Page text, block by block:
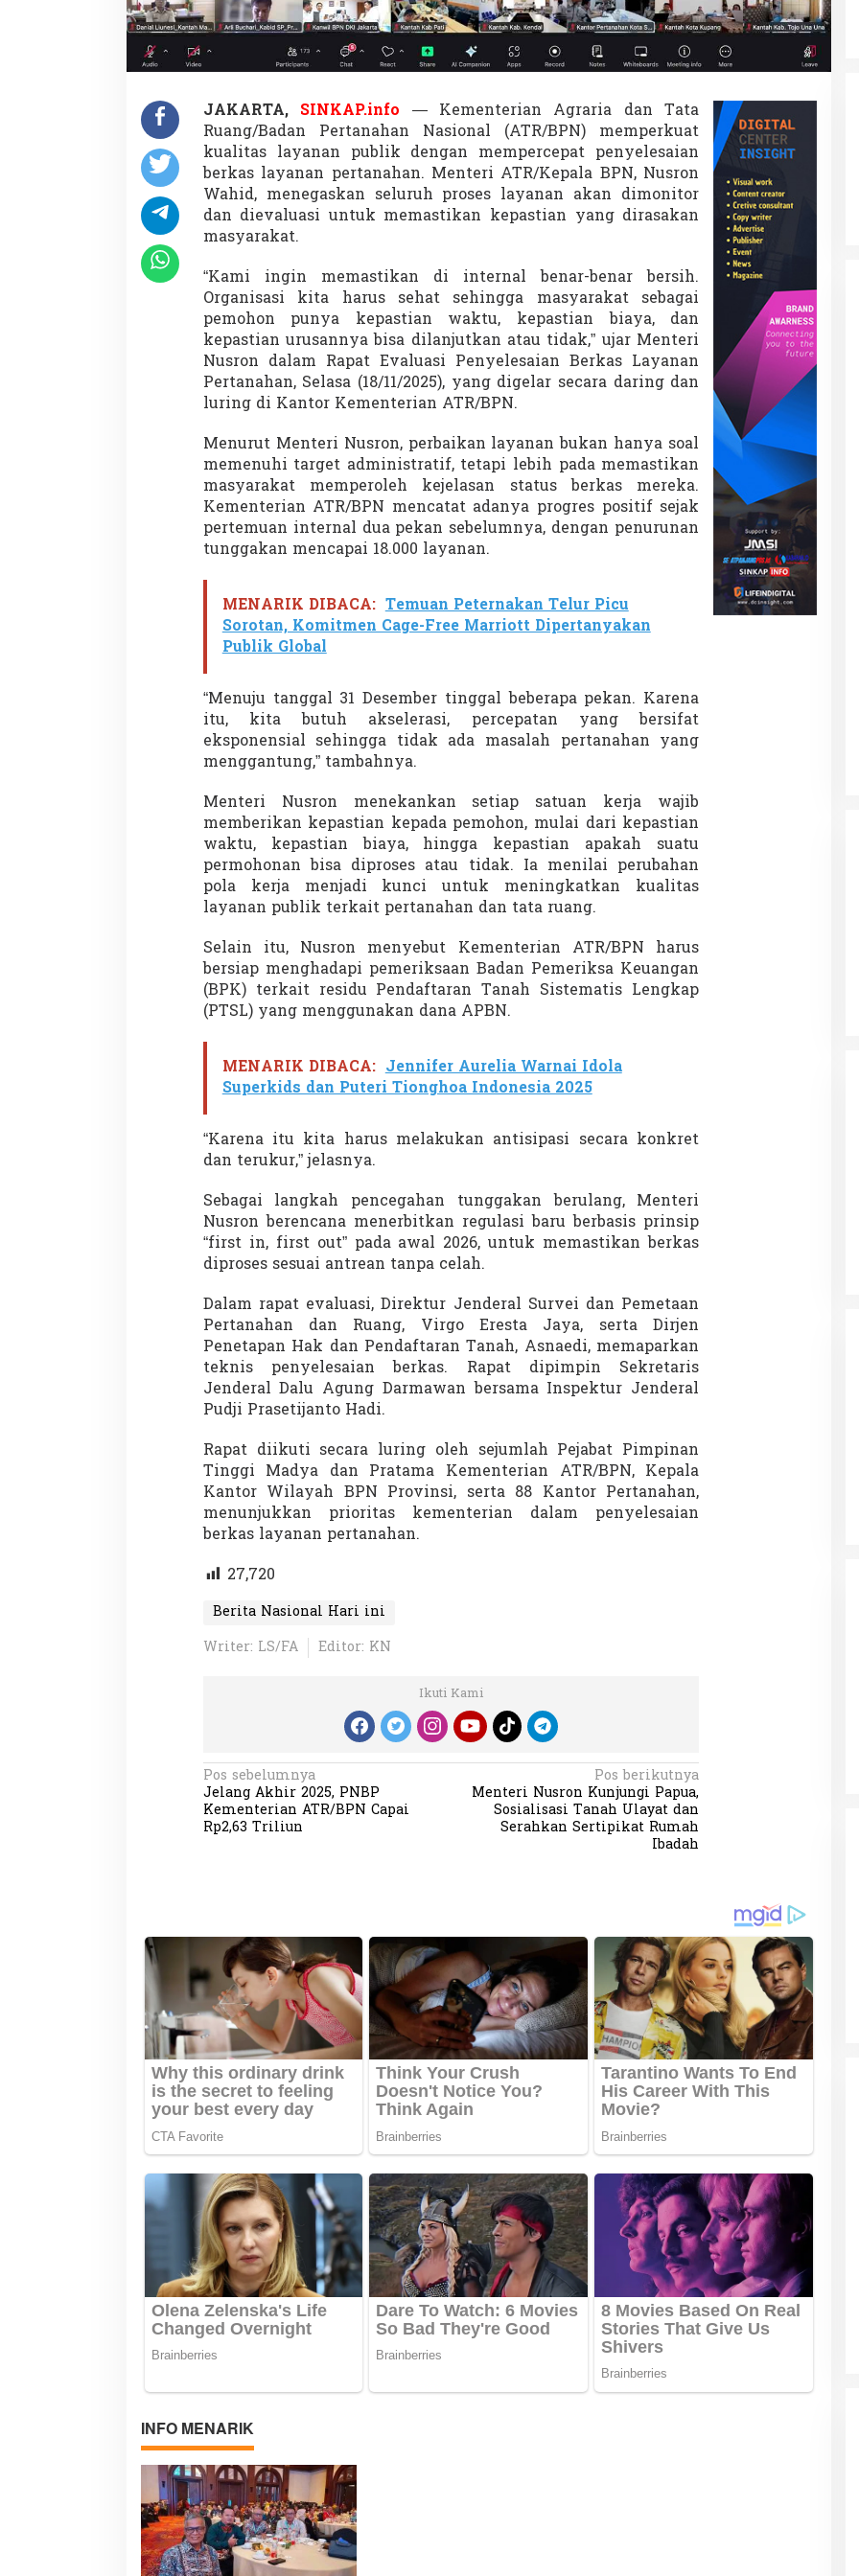
a
h
a
n
C
p
a
,
B
e
r
i
,
d
a
n
M
e
m
b
r
i
K
p
a
t
n
M
a
a
r
a
k
a
JAKARTA, SINKAP.info — Kementerian Agraria dan Tata
Ruang/Badan Pertanahan Nasional (ATR/BPN) memperkuat
kualitas layanan publik dengan mempercepat penyelesaian
berkas layanan pertanahan. Menteri ATR/Kepala BPN, Nusron
Wahid, menegaskan seluruh proses layanan akan dimonitor
dan dievaluasi untuk memastikan kepastian yang dirasakan
masyarakat.
“Kami ingin memastikan di internal benar-benar bersih.
Organisasi kita harus sehat sehingga masyarakat sebagai
pemohon punya kepastian waktu, kepastian biaya, dan
kepastian urusannya bisa dilanjutkan atau tidak,” ujar Menteri
Nusron dalam Rapat Evaluasi Penyelesaian Berkas Layanan
Pertanahan, Selasa (18/11/2025), yang digelar secara daring dan
luring di Kantor Kementerian ATR/BPN.
Menurut Menteri Nusron, perbaikan layanan bukan hanya soal
memenuhi target administratif, tetapi lebih pada memastikan
masyarakat memperoleh kejelasan status berkas mereka.
Kementerian ATR/BPN mencatat adanya progres positif sejak
pertemuan internal dua pekan sebelumnya, dengan penurunan
tunggakan mencapai 18.000 layanan.
MENARIK DIBACA: Temuan Peternakan Telur Picu
Sorotan, Komitmen Cage-Free Marriott Dipertanyakan
Publik Global
“Menuju tanggal 31 Desember tinggal beberapa pekan. Karena
itu, kita butuh akselerasi, percepatan yang bersifat
eksponensial sehingga tidak ada masalah pertanahan yang
menggantung,” tambahnya.
Menteri Nusron menekankan setiap satuan kerja wajib
memberikan kepastian kepada pemohon, mulai dari kepastian
waktu, kepastian biaya, hingga kepastian apakah suatu
permohonan bisa diproses atau tidak. Ia menilai perubahan
pola kerja menjadi kunci untuk meningkatkan kualitas
layanan publik terkait pertanahan dan tata ruang.
Selain itu, Nusron menyebut Kementerian ATR/BPN harus
bersiap menghadapi pemeriksaan Badan Pemeriksa Keuangan
(BPK) terkait residu Pendaftaran Tanah Sistematis Lengkap
(PTSL) yang menggunakan dana APBN.
MENARIK DIBACA: Jennifer Aurelia Warnai Idola
Superkids dan Puteri Tionghoa Indonesia 2025
“Karena itu kita harus melakukan antisipasi secara konkret
dan terukur,” jelasnya.
Sebagai langkah pencegahan tunggakan berulang, Menteri
Nusron berencana menerbitkan regulasi baru berbasis prinsip
“first in, first out” pada awal 2026, untuk memastikan berkas
diproses sesuai antrean tanpa celah.
Dalam rapat evaluasi, Direktur Jenderal Survei dan Pemetaan
Pertanahan dan Ruang, Virgo Eresta Jaya, serta Dirjen
Penetapan Hak dan Pendaftaran Tanah, Asnaedi, memaparkan
teknis penyelesaian berkas. Rapat dipimpin Sekretaris
Jenderal Dalu Agung Darmawan bersama Inspektur Jenderal
Pudji Prasetijanto Hadi.
Rapat diikuti secara luring oleh sejumlah Pejabat Pimpinan
Tinggi Madya dan Pratama Kementerian ATR/BPN, Kepala
Kantor Wilayah BPN Provinsi, serta 88 Kantor Pertanahan,
menunjukkan prioritas kementerian dalam penyelesaian
berkas layanan pertanahan.
27,720
Berita Nasional Hari ini
Writer: LS/FA
Editor: KN
Ikuti Kami
N
a
v
s
i
p
o
s
Pos sebelumnya
Jelang Akhir 2025, PNBP
Kementerian ATR/BPN Capai
Rp2,63 Triliun
Pos berikutnya
Menteri Nusron Kunjungi Papua,
Sosialisasi Tanah Ulayat dan
Serahkan Sertipikat Rumah
Ibadah
INFO MENARIK
Penembakan Tragis Charlie Kirk di
Utah: Pelaku Senapan Jarak Jauh
Masih Buron
Di GLOBAL, SOROTAN
Partisipasi Pemuda dalam
Pelayanan Sukarela Internasional
Diadakan di Nanjing
Di GLOBAL, VIDEO